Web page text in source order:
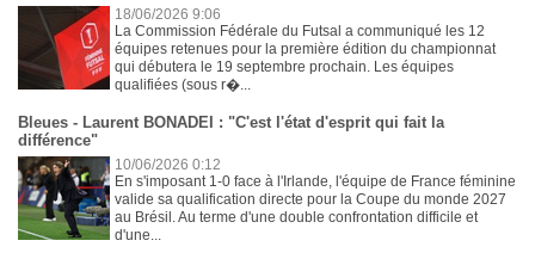
18/06/2026 9:06
La Commission Fédérale du Futsal a communiqué les 12
équipes retenues pour la première édition du championnat
qui débutera le 19 septembre prochain. Les équipes
qualifiées (sous r�...
Bleues - Laurent BONADEI : "C'est l'état d'esprit qui fait la
différence"
10/06/2026 0:12
En s'imposant 1-0 face à l'Irlande, l'équipe de France féminine
valide sa qualification directe pour la Coupe du monde 2027
au Brésil. Au terme d'une double confrontation difficile et
d'une...